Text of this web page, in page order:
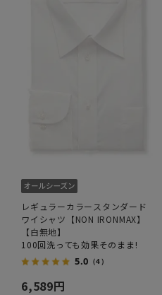
レギュラーカラースタンダード
ワイシャツ【NON IRONMAX】
【白無地】
100回洗っても効果そのまま!
5.0 （4）
6,589円